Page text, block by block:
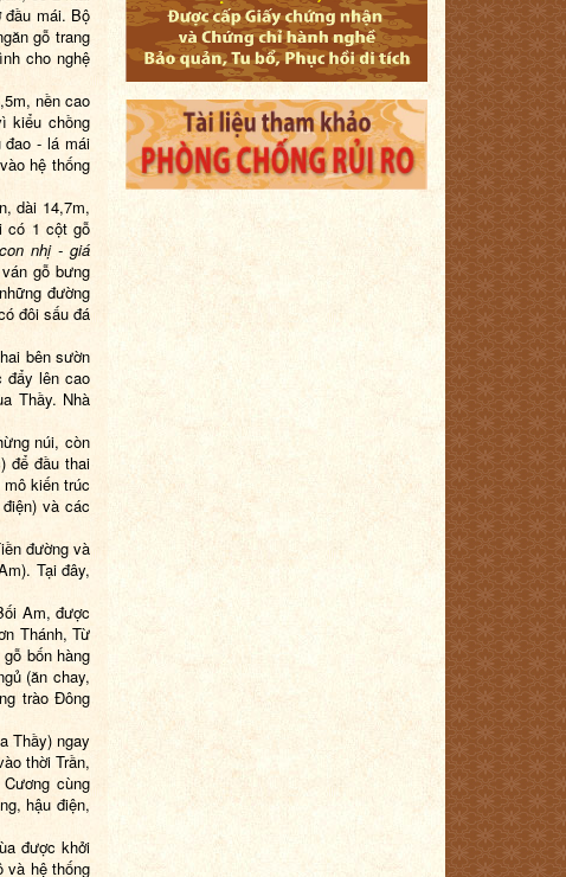
mái. Bộ
gỗ trang
cho nghệ
nền cao
kiểu chồng
đao - lá mái
hệ thống
dài 14,7m,
có 1 cột gỗ
nhị - giá
gỗ bưng
đường
đôi sấu đá
bên sườn
đẩy lên cao
Thầy. Nhà
núi, còn
để đầu thai
kiến trúc
và các
đường và
Tại đây,
Am, được
Thánh, Từ
bốn hàng
(ăn chay,
trào Đông
Thầy) ngay
thời Trần,
cùng
hậu điện,
được khởi
và hệ thống